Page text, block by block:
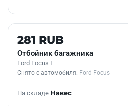
Б/У В НАЛИЧИИ
281 RUB
Отбойник багажника
Ford Focus I
Снято с автомобиля: Ford Focus
На складе Навес